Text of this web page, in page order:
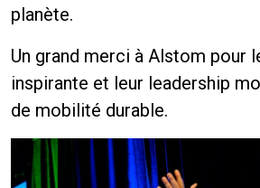
planète.
Un grand merci à Alstom pour
inspirante et leur leadership
de mobilité durable.